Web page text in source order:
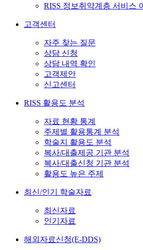
RISS 정보취약계층 서비스
고객센터
자주 찾는 질문
상담 신청
상담 내역 확인
고객제안
신고센터
RISS 활용도 분석
자료 현황 통계
주제별 활용통계 분석
학술지 활용도 분석
복사/대출제공 기관 분석
복사/대출신청 기관 분석
활용도 높은 주제
최신/인기 학술자료
최신자료
인기자료
해외자료신청(E-DDS)